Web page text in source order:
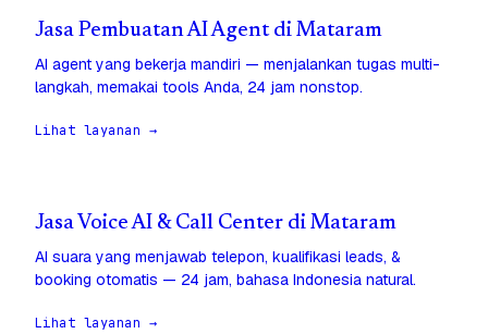
Jasa Pembuatan AI Agent di Mataram
AI agent yang bekerja mandiri — menjalankan tugas multi-
langkah, memakai tools Anda, 24 jam nonstop.
Lihat layanan →
Jasa Voice AI & Call Center di Mataram
AI suara yang menjawab telepon, kualifikasi leads, &
booking otomatis — 24 jam, bahasa Indonesia natural.
Lihat layanan →